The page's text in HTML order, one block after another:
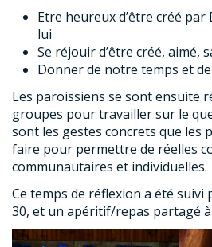
Etre heureux d’être créé
lui
Se réjouir d’être créé, aimé,
Donner de notre temps et
Les paroissiens se sont ensuite
groupes pour travailler sur le
sont les gestes concrets que les
faire pour permettre de réelles
communautaires et individuelles.
Ce temps de réflexion a été suivi
30, et un apéritif/repas partagé